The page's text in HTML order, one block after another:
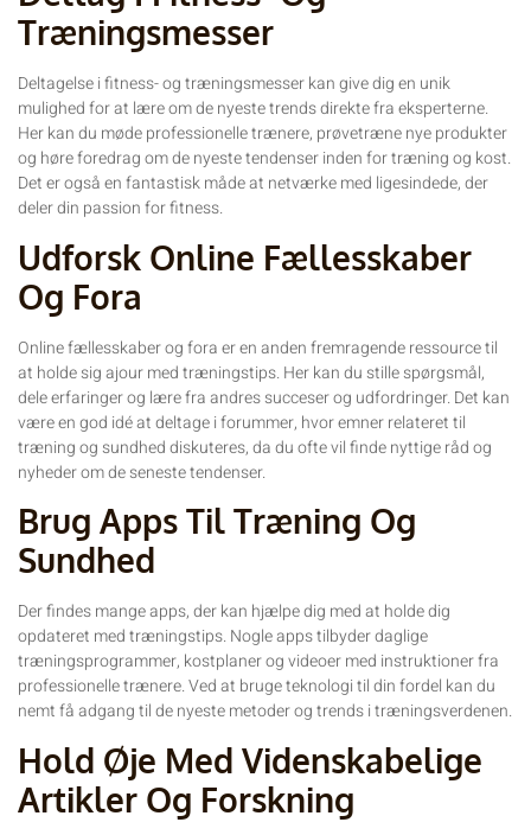
Træningsmesser
Deltagelse i fitness- og træningsmesser kan give dig en unik
mulighed for at lære om de nyeste trends direkte fra eksperterne.
Her kan du møde professionelle trænere, prøvetræne nye produkter
og høre foredrag om de nyeste tendenser inden for træning og kost.
Det er også en fantastisk måde at netværke med ligesindede, der
deler din passion for fitness.
Udforsk Online Fællesskaber
Og Fora
Online fællesskaber og fora er en anden fremragende ressource til
at holde sig ajour med træningstips. Her kan du stille spørgsmål,
dele erfaringer og lære fra andres succeser og udfordringer. Det kan
være en god idé at deltage i forummer, hvor emner relateret til
træning og sundhed diskuteres, da du ofte vil finde nyttige råd og
nyheder om de seneste tendenser.
Brug Apps Til Træning Og
Sundhed
Der findes mange apps, der kan hjælpe dig med at holde dig
opdateret med træningstips. Nogle apps tilbyder daglige
træningsprogrammer, kostplaner og videoer med instruktioner fra
professionelle trænere. Ved at bruge teknologi til din fordel kan du
nemt få adgang til de nyeste metoder og trends i træningsverdenen.
Hold Øje Med Videnskabelige
Artikler Og Forskning